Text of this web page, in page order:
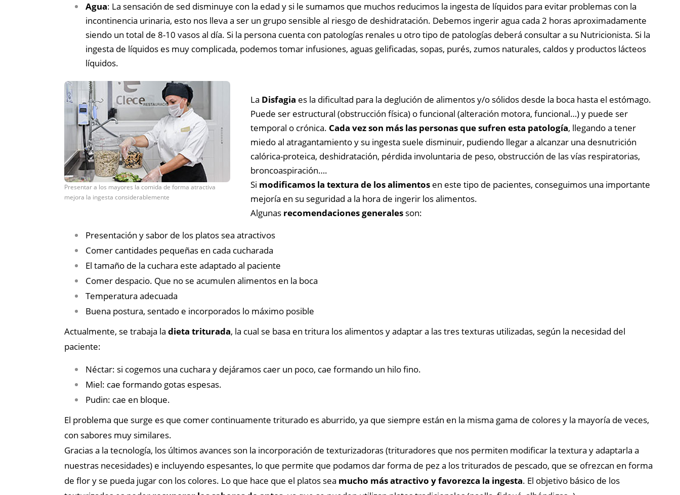
Agua: La sensación de sed disminuye con la edad y si le sumamos que muchos reducimos la ingesta de líquidos para evitar problemas con la
incontinencia urinaria, esto nos lleva a ser un grupo sensible al riesgo de deshidratación. Debemos ingerir agua cada 2 horas aproximadamente
siendo un total de 8-10 vasos al día. Si la persona cuenta con patologías renales u otro tipo de patologías deberá consultar a su Nutricionista. Si la
ingesta de líquidos es muy complicada, podemos tomar infusiones, aguas gelificadas, sopas, purés, zumos naturales, caldos y productos lácteos
líquidos.
Presentar a los mayores la comida de forma atractiva
mejora la ingesta considerablemente
La Disfagia es la dificultad para la deglución de alimentos y/o sólidos desde la boca hasta el estómago.
Puede ser estructural (obstrucción física) o funcional (alteración motora, funcional…) y puede ser
temporal o crónica. Cada vez son más las personas que sufren esta patología, llegando a tener
miedo al atragantamiento y su ingesta suele disminuir, pudiendo llegar a alcanzar una desnutrición
calórica-proteica, deshidratación, pérdida involuntaria de peso, obstrucción de las vías respiratorias,
broncoaspiración….
Si modificamos la textura de los alimentos en este tipo de pacientes, conseguimos una importante
mejoría en su seguridad a la hora de ingerir los alimentos.
Algunas recomendaciones generales son:
Presentación y sabor de los platos sea atractivos
Comer cantidades pequeñas en cada cucharada
El tamaño de la cuchara este adaptado al paciente
Comer despacio. Que no se acumulen alimentos en la boca
Temperatura adecuada
Buena postura, sentado e incorporados lo máximo posible
Actualmente, se trabaja la dieta triturada, la cual se basa en tritura los alimentos y adaptar a las tres texturas utilizadas, según la necesidad del
paciente:
Néctar: si cogemos una cuchara y dejáramos caer un poco, cae formando un hilo fino.
Miel: cae formando gotas espesas.
Pudin: cae en bloque.
El problema que surge es que comer continuamente triturado es aburrido, ya que siempre están en la misma gama de colores y la mayoría de veces,
con sabores muy similares.
Gracias a la tecnología, los últimos avances son la incorporación de texturizadoras (trituradores que nos permiten modificar la textura y adaptarla a
nuestras necesidades) e incluyendo espesantes, lo que permite que podamos dar forma de pez a los triturados de pescado, que se ofrezcan en forma
de flor y se pueda jugar con los colores. Lo que hace que el platos sea mucho más atractivo y favorezca la ingesta. El objetivo básico de los